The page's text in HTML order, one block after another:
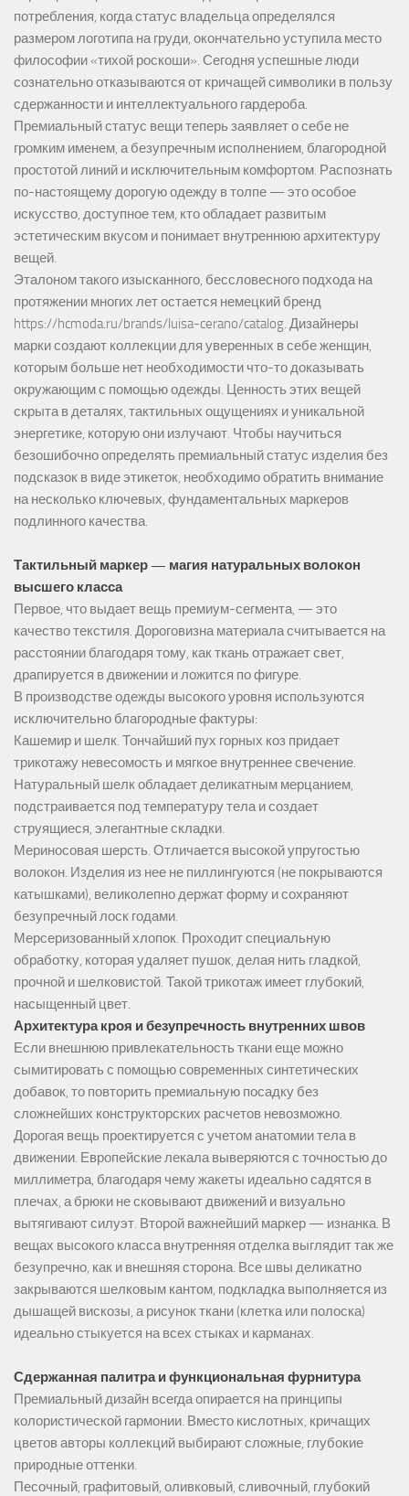
потребления, когда статус владельца определялся
размером логотипа на груди, окончательно уступила место
философии «тихой роскоши». Сегодня успешные люди
сознательно отказываются от кричащей символики в пользу
сдержанности и интеллектуального гардероба.
Премиальный статус вещи теперь заявляет о себе не
громким именем, а безупречным исполнением, благородной
простотой линий и исключительным комфортом. Распознать
по-настоящему дорогую одежду в толпе — это особое
искусство, доступное тем, кто обладает развитым
эстетическим вкусом и понимает внутреннюю архитектуру
вещей.
Эталоном такого изысканного, бессловесного подхода на
протяжении многих лет остается немецкий бренд
https://hcmoda.ru/brands/luisa-cerano/catalog. Дизайнеры
марки создают коллекции для уверенных в себе женщин,
которым больше нет необходимости что-то доказывать
окружающим с помощью одежды. Ценность этих вещей
скрыта в деталях, тактильных ощущениях и уникальной
энергетике, которую они излучают. Чтобы научиться
безошибочно определять премиальный статус изделия без
подсказок в виде этикеток, необходимо обратить внимание
на несколько ключевых, фундаментальных маркеров
подлинного качества.
Тактильный маркер — магия натуральных волокон
высшего класса
Первое, что выдает вещь премиум-сегмента, — это
качество текстиля. Дороговизна материала считывается на
расстоянии благодаря тому, как ткань отражает свет,
драпируется в движении и ложится по фигуре.
В производстве одежды высокого уровня используются
исключительно благородные фактуры:
Кашемир и шелк. Тончайший пух горных коз придает
трикотажу невесомость и мягкое внутреннее свечение.
Натуральный шелк обладает деликатным мерцанием,
подстраивается под температуру тела и создает
струящиеся, элегантные складки.
Мериносовая шерсть. Отличается высокой упругостью
волокон. Изделия из нее не пиллингуются (не покрываются
катышками), великолепно держат форму и сохраняют
безупречный лоск годами.
Мерсеризованный хлопок. Проходит специальную
обработку, которая удаляет пушок, делая нить гладкой,
прочной и шелковистой. Такой трикотаж имеет глубокий,
насыщенный цвет.
Архитектура кроя и безупречность внутренних швов
Если внешнюю привлекательность ткани еще можно
сымитировать с помощью современных синтетических
добавок, то повторить премиальную посадку без
сложнейших конструкторских расчетов невозможно.
Дорогая вещь проектируется с учетом анатомии тела в
движении. Европейские лекала выверяются с точностью до
миллиметра, благодаря чему жакеты идеально садятся в
плечах, а брюки не сковывают движений и визуально
вытягивают силуэт. Второй важнейший маркер — изнанка. В
вещах высокого класса внутренняя отделка выглядит так же
безупречно, как и внешняя сторона. Все швы деликатно
закрываются шелковым кантом, подкладка выполняется из
дышащей вискозы, а рисунок ткани (клетка или полоска)
идеально стыкуется на всех стыках и карманах.
Сдержанная палитра и функциональная фурнитура
Премиальный дизайн всегда опирается на принципы
колористической гармонии. Вместо кислотных, кричащих
цветов авторы коллекций выбирают сложные, глубокие
природные оттенки.
Песочный, графитовый, оливковый, сливочный, глубокий